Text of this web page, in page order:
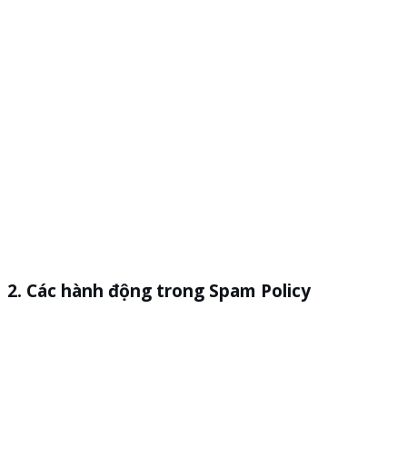
Các hành động trong Spam Policy